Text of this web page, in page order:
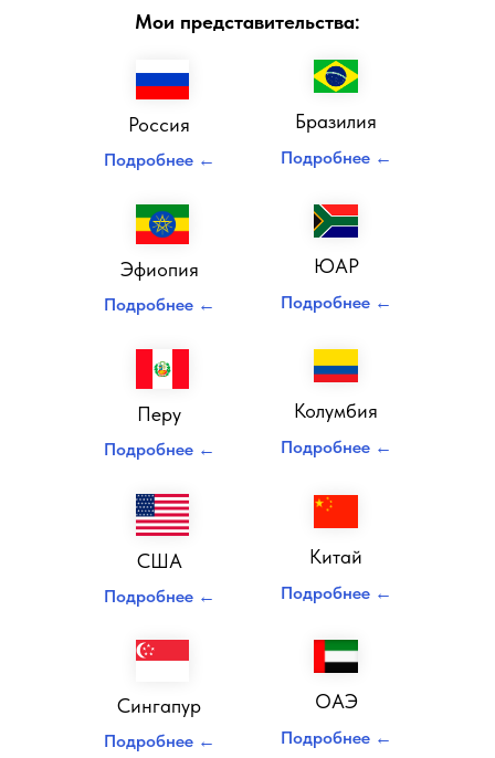
Консультант по налогам и сборам
Диплом налогового юриста
Повышение квалификации
Россия
Китай
Сингапур
Перу Колумбия
Бразилия
ОАЭ
США
Эфиопия ЮАР
Мои представительства:
Подробнее ← Подробнее ←
Подробнее ← Подробнее ←
Подробнее ←
Подробнее ← Подробнее ←
Подробнее ← Подробнее ←
Подробнее ←